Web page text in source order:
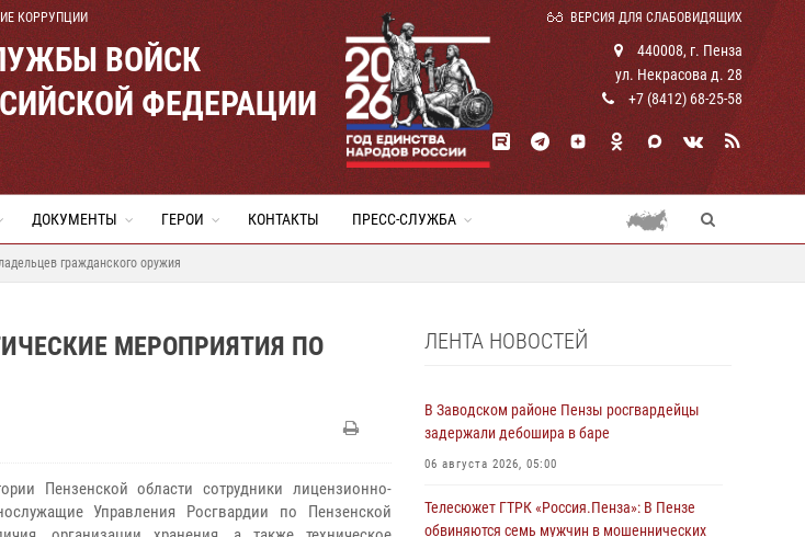
КОРРУПЦИИ ВЕРСИЯ ДЛЯ СЛАБОВИДЯЩИХ
ВОЙСК
ФЕДЕРАЦИИ
440008, г. Пенза
ул. Некрасова д. 28
+7 (8412) 68-25-58
ДОКУМЕНТЫ ГЕРОИ КОНТАКТЫ ПРЕСС-СЛУЖБА
гражданского оружия
МЕРОПРИЯТИЯ ПО
Пензенской области сотрудники лицензионно-
Управления Росгвардии по Пензенской
ЛЕНТА НОВОСТЕЙ
В Заводском районе Пензы росгвардейцы
задержали дебошира в баре
06 августа 2026, 05:00
Телесюжет ГТРК «Россия.Пенза»: В Пензе
обвиняются семь мужчин в мошеннических